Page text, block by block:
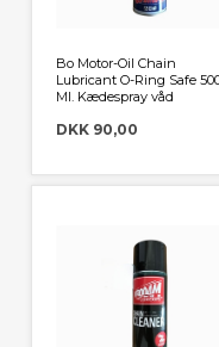
Bo Motor-Oil Chain
Lubricant O-Ring Safe
Ml. Kædespray våd
DKK 90,00